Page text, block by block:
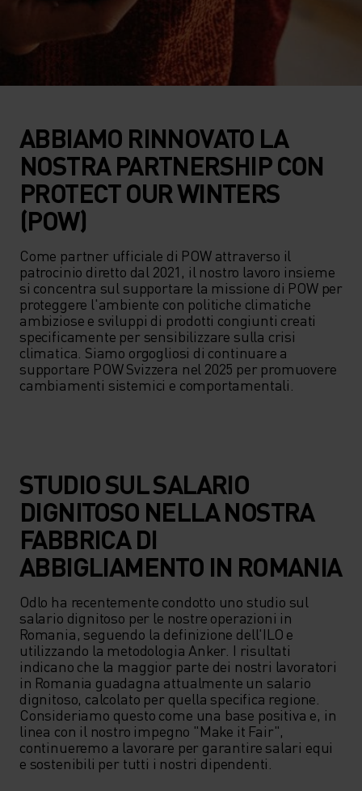
ABBIAMO RINNOVATO LA
NOSTRA PARTNERSHIP CON
PROTECT OUR WINTERS
(POW)
Come partner ufficiale di POW attraverso il
patrocinio diretto dal 2021, il nostro lavoro insieme
si concentra sul supportare la missione di POW per
proteggere l'ambiente con politiche climatiche
ambiziose e sviluppi di prodotti congiunti creati
specificamente per sensibilizzare sulla crisi
climatica. Siamo orgogliosi di continuare a
supportare POW Svizzera nel 2025 per promuovere
cambiamenti sistemici e comportamentali.
STUDIO SUL SALARIO
DIGNITOSO NELLA NOSTRA
FABBRICA DI
ABBIGLIAMENTO IN ROMANIA
Odlo ha recentemente condotto uno studio sul
salario dignitoso per le nostre operazioni in
Romania, seguendo la definizione dell'ILO e
utilizzando la metodologia Anker. I risultati
indicano che la maggior parte dei nostri lavoratori
in Romania guadagna attualmente un salario
dignitoso, calcolato per quella specifica regione.
Consideriamo questo come una base positiva e, in
linea con il nostro impegno "Make it Fair",
continueremo a lavorare per garantire salari equi
e sostenibili per tutti i nostri dipendenti.